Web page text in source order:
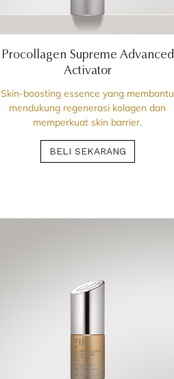
Procollagen Supreme Advanced
Activator
Skin-boosting essence yang membantu
mendukung regenerasi kolagen dan
memperkuat skin barrier.
BELI SEKARANG